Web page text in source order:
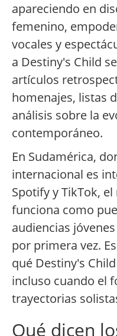
apareciendo en
femenino,
vocales y
a Destiny's Child
artículos
homenajes, listas
análisis sobre la
contemporáneo.
En Sudamérica,
internacional es
Spotify y TikTok,
funciona como
audiencias
por primera vez.
qué Destiny's
incluso cuando el
trayectorias
Qué dicen